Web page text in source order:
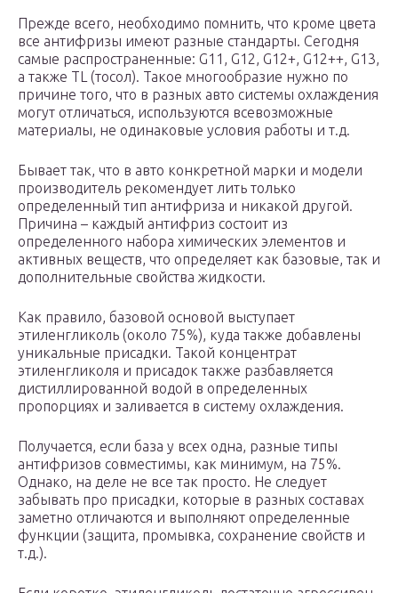
Прежде всего, необходимо помнить, что кроме цвета
все антифризы имеют разные стандарты. Сегодня
самые распространенные: G11, G12, G12+, G12++, G13,
а также TL (тосол). Такое многообразие нужно по
причине того, что в разных авто системы охлаждения
могут отличаться, используются всевозможные
материалы, не одинаковые условия работы и т.д.
Бывает так, что в авто конкретной марки и модели
производитель рекомендует лить только
определенный тип антифриза и никакой другой.
Причина – каждый антифриз состоит из
определенного набора химических элементов и
активных веществ, что определяет как базовые, так и
дополнительные свойства жидкости.
Как правило, базовой основой выступает
этиленгликоль (около 75%), куда также добавлены
уникальные присадки. Такой концентрат
этиленгликоля и присадок также разбавляется
дистиллированной водой в определенных
пропорциях и заливается в систему охлаждения.
Получается, если база у всех одна, разные типы
антифризов совместимы, как минимум, на 75%.
Однако, на деле не все так просто. Не следует
забывать про присадки, которые в разных составах
заметно отличаются и выполняют определенные
функции (защита, промывка, сохранение свойств и
т.д.).